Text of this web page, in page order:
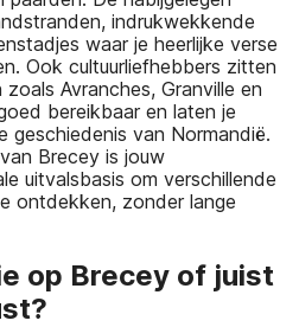
indrukwekkende
waar je heerlijke verse
Ook cultuurliefhebbers zitten
Avranches, Granville en
bereikbaar en laten je
geschiedenis van Normandië.
Brecey is jouw
uitvalsbasis om verschillende
ontdekken, zonder lange
op Brecey of juist